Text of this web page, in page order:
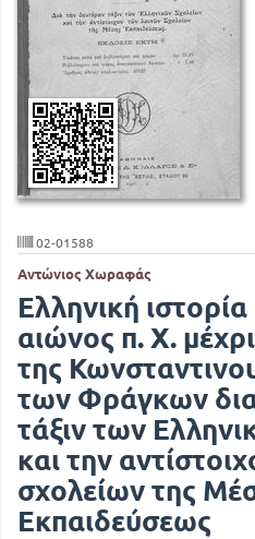
02-01588
Αντώνιος Χωραφάς
Ελληνική
αιώνος π. Χ.
της
των Φράγκων
τάξιν των
και την
σχολείων της
Εκπαιδεύσεως